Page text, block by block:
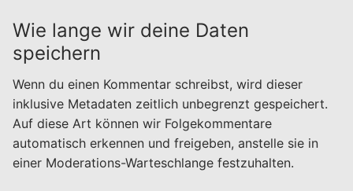
Wie lange wir deine Daten
speichern
Wenn du einen Kommentar schreibst, wird dieser
inklusive Metadaten zeitlich unbegrenzt gespeichert.
Auf diese Art können wir Folgekommentare
automatisch erkennen und freigeben, anstelle sie in
einer Moderations-Warteschlange festzuhalten.